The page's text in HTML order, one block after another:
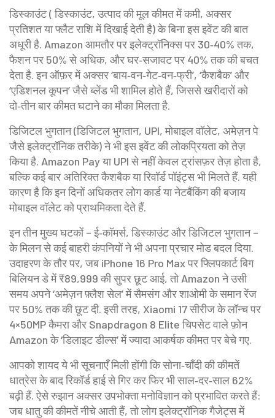
डिस्काउंट (डिस्काउंट,उत्पाद की मूल कीमत में कमी, अक्सर
प्रतिशत या फ्लैट राशि में दिखाई देती है) के बिना इस इवेंट की बात
अधूरी है. Amazon आमतौर पर इलेक्ट्रॉनिक्स पर 30‑40% तक,
फैशन पर 50% से अधिक, और घर‑सजावट पर 40% तक की बचत
देता है. इन ऑफ़र में अक्सर ‘बाय‑वन‑गेट‑वन‑फ्री’, ‘कैशबैक’ और
‘एडिशनल कूपन’ जैसे ब्लेंड भी शामिल होते हैं, जिससे खरीदारों को
दो‑तीन बार कीमत घटाने का मौका मिलता है.
डिजिटल भुगतान (डिजिटल भुगतान, UPI, मोबाइल वॉलेट, अमेज़न पे
जैसे इलेक्ट्रॉनिक तरीके) ने भी इस इवेंट की लोकप्रियता को तेज़
किया है. Amazon Pay या UPI से नहीं केवल ट्रांसफ़र तेज़ होता है,
बल्कि कई बार अतिरिक्त कैशबैक या रिवॉर्ड पॉइंट्स भी मिलते हैं. यही
कारण है कि इन दिनों अधिकतर लोग कार्ड या नेटबैंकिंग की बजाय
मोबाइल वॉलेट को प्राथमिकता देते हैं.
इन तीन मुख्य घटकों – ई‑कॉमर्स, डिस्काउंट और डिजिटल भुगतान –
के मिलन से कई बाहरी कंपनियों ने भी अपना प्रचार मोड बदल दिया.
उदाहरण के तौर पर, जब iPhone 16 Pro Max पर फ्लिपकार्ट बिग
बिलियन डे में ₹89,999 की सुपर छूट आई, तो Amazon ने उसी
समय अपने ‘अमेज़न फ़्लैश सेल’ में सैमसंग और शाओमी के समान रेंज
पर 50% तक की छूट दी. इसी तरह, Xiaomi 17 सीरीज के लॉन्च पर
4×50MP कैमरा और Snapdragon 8 Elite चिपसेट वाले फ़ोन
Amazon के ‘डिलाइट डील्स’ में ज्यादा आकर्षक कीमत पर बेचे गए.
आपको शायद ये भी सूचनाएँ मिली होंगी कि सोना‑चाँदी की कीमतें
धात्रेस के बाद रिकॉर्ड हाई से गिर कर फिर भी साल‑दर‑साल 62%
बढ़ी हैं. ऐसे रुझान अक्सर उपभोक्ता मनोविज्ञान को प्रभावित करते हैं:
जब धातु की कीमतें नीचे आती हैं, तो लोग इलेक्ट्रॉनिक गैजेट्स में